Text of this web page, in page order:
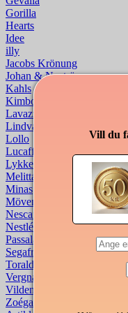
Gorilla
Hearts
Idee
illy
Jacobs Krönung
Johan & Nyström
Kahls
Kimbo
Lavazza
Lindvalls
Lollo
Lucaffé
Lykke
Melitta
Minas
Mövenpick
Nescafé
Nestlé
Passalacqua
Segafredo
Toraldo
Vergnano
Vildenes
Zoégas
Vill du